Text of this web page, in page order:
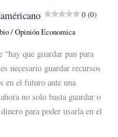
0 (0)
/Opinión Economica
que guardar pan para
necesario guardar recursos
en el futuro ante una
no solo basta guardar o
para poder usarla en el